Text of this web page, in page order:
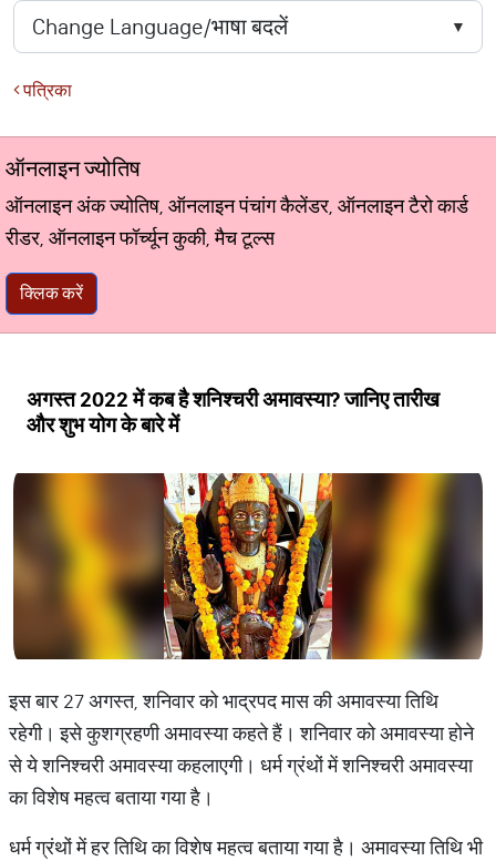
पत्रिका
ऑनलाइन ज्योतिष
ऑनलाइन अंक ज्योतिष, ऑनलाइन पंचांग कैलेंडर, ऑनलाइन टैरो कार्ड
रीडर, ऑनलाइन फॉर्च्यून कुकी, मैच टूल्स
क्लिक करें
अगस्त 2022 में कब है शनिश्चरी अमावस्या? जानिए तारीख
और शुभ योग के बारे में
इस बार 27 अगस्त, शनिवार को भाद्रपद मास की अमावस्या तिथि
रहेगी। इसे कुशग्रहणी अमावस्या कहते हैं। शनिवार को अमावस्या होने
से ये शनिश्चरी अमावस्या कहलाएगी। धर्म ग्रंथों में शनिश्चरी अमावस्या
का विशेष महत्व बताया गया है।
धर्म ग्रंथों में हर तिथि का विशेष महत्व बताया गया है। अमावस्या तिथि भी